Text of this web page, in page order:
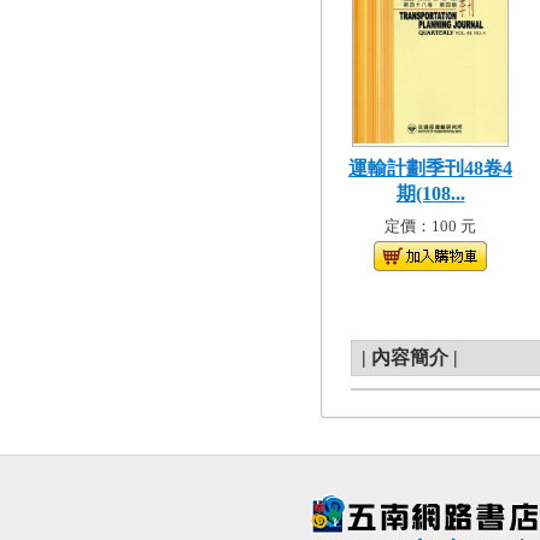
運輸計劃季刊48卷4
期(108...
定價：100 元
| 內容簡介 |